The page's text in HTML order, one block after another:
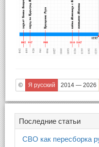
© Я русский 2014 — 2026
Последние статьи
СВО как пересборка